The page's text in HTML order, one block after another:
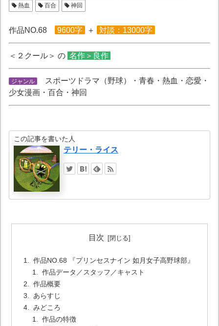
熱血
百合 神回
作品NO.68 9600字 ＋ 対談：13000字
＜２クール＞ の 名作＞良作
ジャンル
スポーツドラマ（野球）・青春・熱血・恋愛・
少女漫画・百合・神回
この記事を書いた人
テリー・ライス
目次
作品NO.68 『プリンセスナイン 如月女子高野球部』
作品データ／スタッフ／キャスト
作品概要
あらすじ
みどころ
作品の特徴